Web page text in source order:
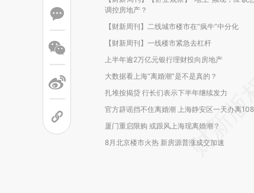
调控房地产？
【财新周刊】二线城市楼市在“疯牛”中分化
【财新周刊】一线楼市紧急去杠杆
上半年逾2万亿元银行理财投向房地产
大数据看上海“离婚潮”是不是真的？
扎堆按揭贷 行长们表示下半年继续发力
官方辟谣挡不住离婚潮 上海静安区一天办离
厦门重启限购 或跟风上海现离婚潮？
8月北京楼市火热 新房源普涨成交加速